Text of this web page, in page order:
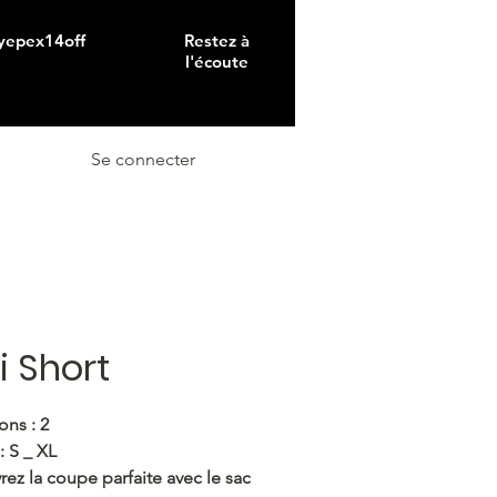
Restez à
l'écoute
Se connecter
Short
: 2
S _ XL
la coupe parfaite avec le sac